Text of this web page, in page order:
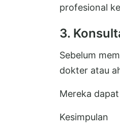
profesional
3.
Sebelum
dokter atau
Mereka
Kesimpulan